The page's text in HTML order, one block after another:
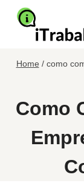
Pular
para
Home / como
Como